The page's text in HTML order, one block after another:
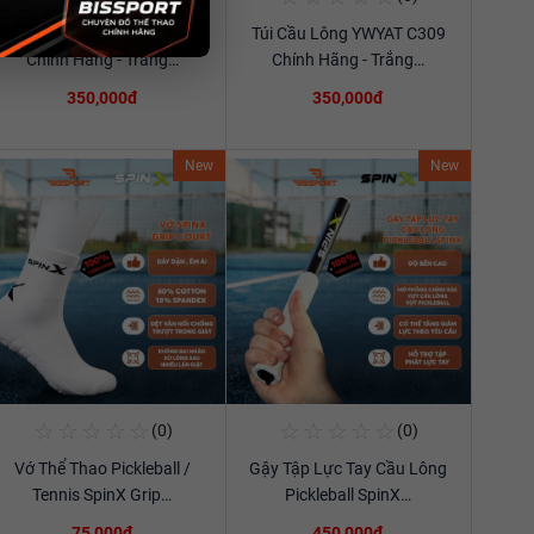
Xem chi tiết
Túi Cầu Lông YWYAT C309
Chính Hãng - Trắng…
350,000đ
Xem chi tiết
Túi Cầu Lông YWYAT C309
Chính Hãng - Trắng…
350,000đ
New
(0)
Vớ Thể Thao Pickleball /
Tennis SpinX Grip…
New
Xem chi tiết
(0)
Gậy Tập Lực Tay Cầu Lông
Pickleball SpinX…